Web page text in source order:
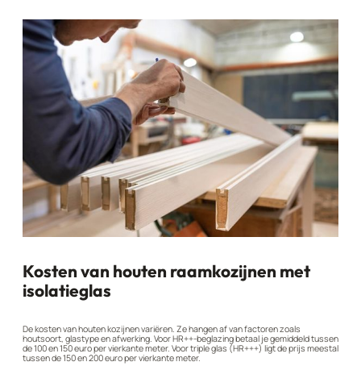
Kosten van houten raamkozijnen met
isolatieglas
De kosten van houten kozijnen variëren. Ze hangen af van factoren zoals
houtsoort, glastype en afwerking. Voor HR++-beglazing betaal je gemiddeld tussen
de 100 en 150 euro per vierkante meter. Voor triple glas (HR+++) ligt de prijs meestal
tussen de 150 en 200 euro per vierkante meter.